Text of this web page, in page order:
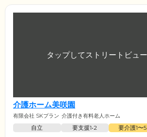
介護ホーム美咲園
有限会社 SKプラン 介護付き有料老人ホーム
自立 要支援1•2 要介護1〜5